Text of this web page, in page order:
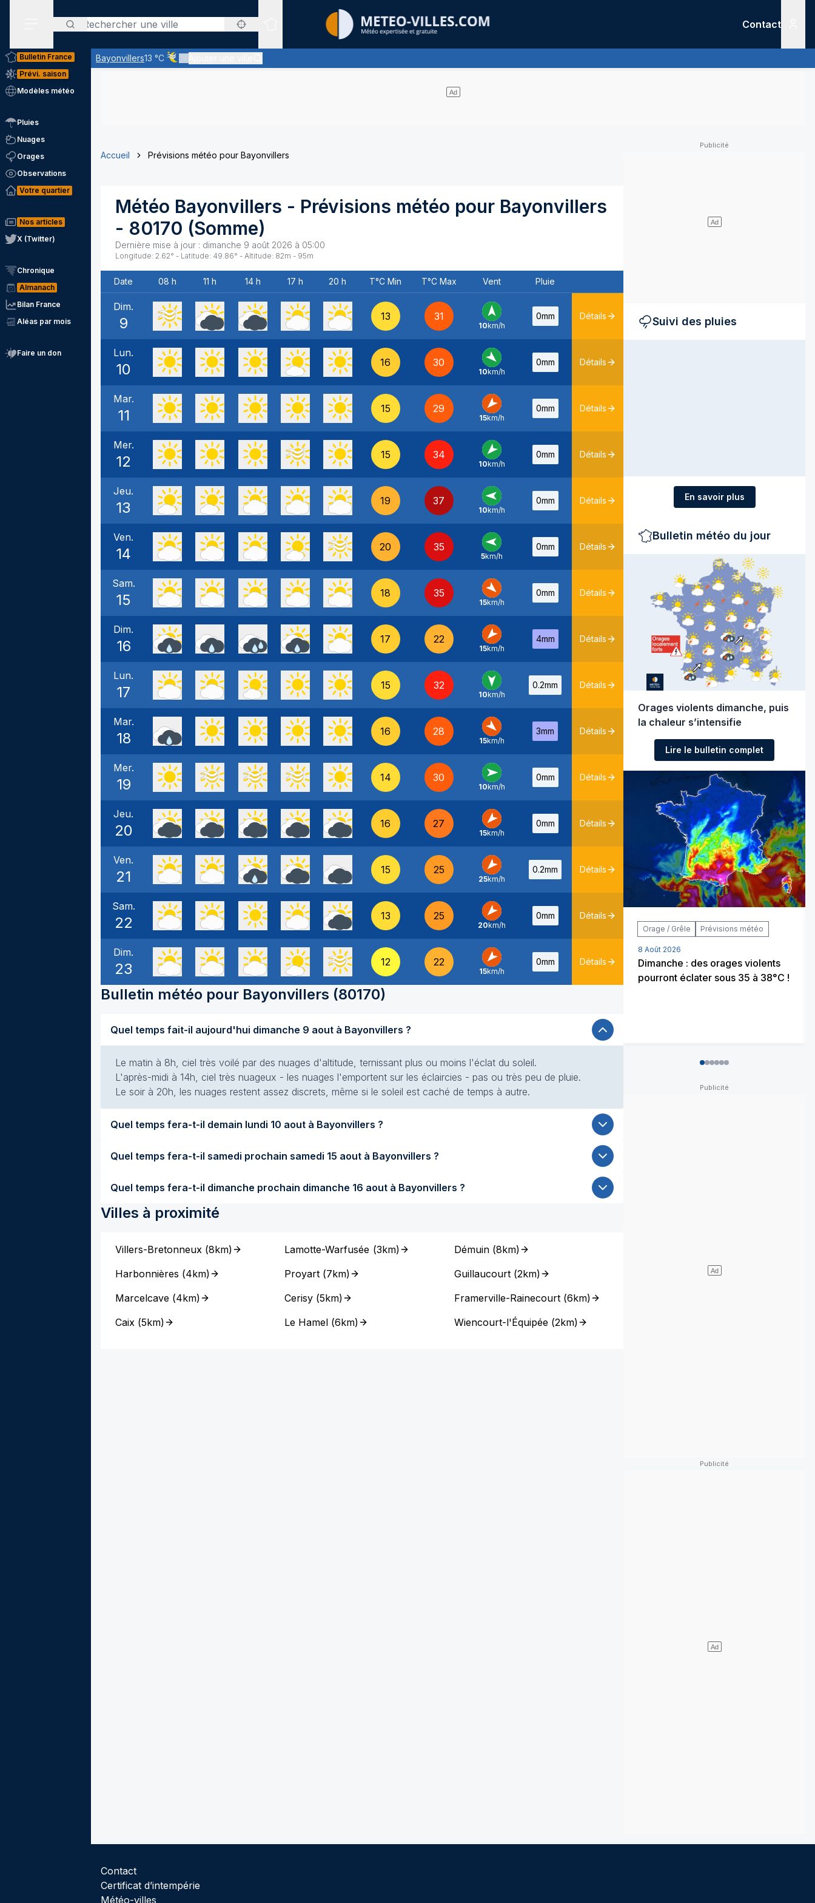
Rechercher
Sites expertis&eacute;s
Contact
Bayonvillers13 °C
Ciel voilé par des nuages d'altitude, ternissant plus ou moins l'éclat du soleil
Bulletin France
Prévi. saison
Modèles météo
Pluies
Nuages
Orages
Observations
Votre quartier
Nos articles
X (Twitter)
Chronique
Almanach
Bilan France
Aléas par mois
Faire un don
Accueil Prévisions météo pour Bayonvillers
Météo Bayonvillers - Prévisions météo pour Bayonvillers
- 80170 (Somme)
Dernière mise à jour : dimanche 9 août 2026 à 05:00
Longitude: 2.62° - Latitude: 49.86° - Altitude: 82m - 95m
Date 08 h 11 h 14 h 17 h 20 h T°C Min T°C Max Vent Pluie
Dim.
9 13 31
S -
10km/h
0mm Détails
Lun.
10 16 30
NO -
10km/h
0mm Détails
Mar.
11 15 29
NE -
15km/h
0mm Détails
Mer.
12 15 34
NE -
10km/h
0mm Détails
Jeu.
13 19 37
E -
10km/h
0mm Détails
Ven.
14 20 35
E -
5km/h
0mm Détails
Sam.
15 18 35
NO
15km/h
0mm Détails
Dim.
16 17 22
NE -
15km/h
4mm Détails
Lun.
17 15 32
N -
10km/h
0.2mm Détails
Mar.
18 16 28
NO
15km/h
3mm Détails
Mer.
19 14 30
O -
10km/h
0mm Détails
Jeu.
20 16 27
NE -
15km/h
0mm Détails
Ven.
21 15 25
NE -
25km/h
0.2mm Détails
Sam.
22 13 25
NE -
20km/h
0mm Détails
Dim.
23 12 22
NE -
15km/h
0mm Détails
Bulletin météo pour Bayonvillers (80170)
Quel temps fait-il aujourd'hui dimanche 9 aout à Bayonvillers ?
Le matin à 8h, ciel très voilé par des nuages d'altitude, ternissant plus ou moins l'éclat du soleil.
L'après-midi à 14h, ciel très nuageux - les nuages l'emportent sur les éclaircies - pas ou très peu de pluie.
Le soir à 20h, les nuages restent assez discrets, même si le soleil est caché de temps à autre.
Quel temps fera-t-il demain lundi 10 aout à Bayonvillers ?
Quel temps fera-t-il samedi prochain samedi 15 aout à Bayonvillers ?
Quel temps fera-t-il dimanche prochain dimanche 16 aout à Bayonvillers ?
Villes à proximité
Villers-Bretonneux (8km)
Harbonnières (4km)
Marcelcave (4km)
Caix (5km)
Lamotte-Warfusée (3km)
Proyart (7km)
Cerisy (5km)
Le Hamel (6km)
Démuin(8km)
Guillaucourt(2km)
Framerville-Rainecourt(6km)
Wiencourt-l'Équipée(2km)
Suivi des pluies
En savoir plus
Bulletin météo du jour
Orages violents dimanche, puis
la chaleur s’intensifie
Lire le bulletin complet
Orage / Grêle Prévisions météo
8 Août 2026
Dimanche : des orages violents
pourront éclater sous 35 à 38°C !
Contact
Certificat d’intempérie
Météo-villes